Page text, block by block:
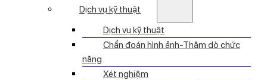
Dịch vụ kỹ thuật
Dịch vụ kỹ thuật
Chẩn đoán hình ảnh-Thăm dò chức
năng
Xét nghiệm